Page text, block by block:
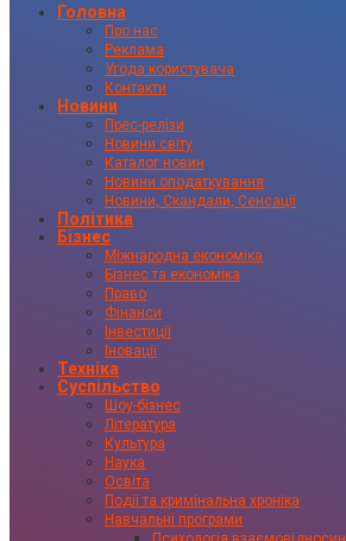
Головна
Про нас
Реклама
Угода користувача
Контакти
Новини
Прес-релізи
Новини світу
Каталог новин
Новини оподаткування
Новини, Скандали, Сенсації
Політика
Бізнес
Міжнародна економіка
Бізнес та економіка
Право
Фінанси
Інвестиції
Іновації
Техніка
Суспільство
Шоу-бізнес
Література
Культура
Наука
Освіта
Події та кримінальна хроніка
Навчальні програми